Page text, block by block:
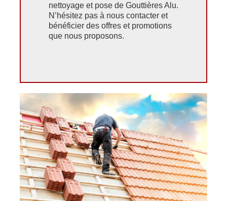
nettoyage et pose de Gouttières Alu.
N’hésitez pas à nous contacter et
bénéficier des offres et promotions
que nous proposons.